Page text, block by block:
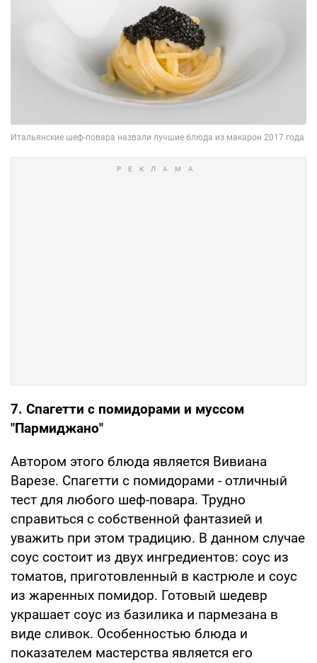
7. Спагетти с помидорами и муссом
"Пармиджано"
Автором этого блюда является Вивиана
Варезе. Спагетти с помидорами - отличный
тест для любого шеф-повара. Трудно
справиться с собственной фантазией и
уважить при этом традицию. В данном случае
соус состоит из двух ингредиентов: соус из
томатов, приготовленный в кастрюле и соус
из жаренных помидор. Готовый шедевр
украшает соус из базилика и пармезана в
виде сливок. Особенностью блюда и
показателем мастерства является его